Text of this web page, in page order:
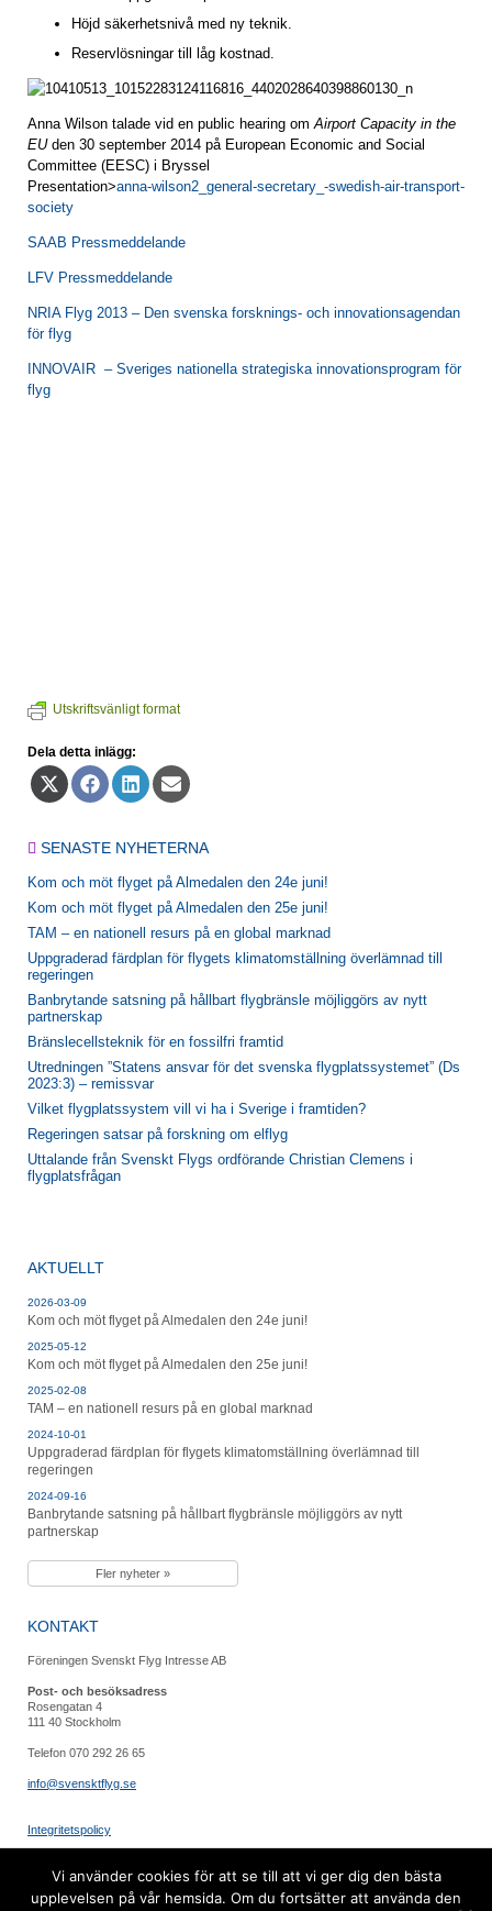
Höjd säkerhetsnivå med ny teknik.
Reservlösningar till låg kostnad.
Anna Wilson talade vid en public hearing omAirport Capacity in the
EU den 30 september 2014 på European Economic and Social
Committee (EESC) i Bryssel
Presentation>anna-wilson2_general-secretary_-swedish-air-transport-
society
SAAB Pressmeddelande
LFV Pressmeddelande
NRIA Flyg 2013 – Den svenska forsknings- och innovationsagendan
för flyg
INNOVAIR – Sveriges nationella strategiska innovationsprogram för
flyg
Utskriftsvänligt format
Dela detta inlägg:
Dela
på
Dela
på
Facebook
Dela
på
LinkedIn
Dela
på
SENASTE NYHETERNA
Kom och möt flyget på Almedalen den 24e juni!
Kom och möt flyget på Almedalen den 25e juni!
TAM – en nationell resurs på en global marknad
Uppgraderad färdplan för flygets klimatomställning överlämnad till
regeringen
Banbrytande satsning på hållbart flygbränsle möjliggörs av nytt
partnerskap
Bränslecellsteknik för en fossilfri framtid
Utredningen ”Statens ansvar för det svenska flygplatssystemet” (Ds
2023:3) – remissvar
Vilket flygplatssystem vill vi ha i Sverige i framtiden?
Regeringen satsar på forskning om elflyg
Uttalande från Svenskt Flygs ordförande Christian Clemens i
flygplatsfrågan
AKTUELLT
2026-03-09
Kom och möt flyget på Almedalen den 24e juni!
2025-05-12
Kom och möt flyget på Almedalen den 25e juni!
2025-02-08
TAM – en nationell resurs på en global marknad
2024-10-01
Uppgraderad färdplan för flygets klimatomställning överlämnad till
regeringen
2024-09-16
Banbrytande satsning på hållbart flygbränsle möjliggörs av nytt
partnerskap
Fler nyheter »
KONTAKT
Föreningen Svenskt Flyg Intresse AB
Post- och besöksadress
Rosengatan 4
111 40 Stockholm
Telefon 070 292 26 65
info@svensktflyg.se
Integritetspolicy
FÖLJ OSS
Vi använder cookies för att se till att vi ger dig den bästa
upplevelsen på vår hemsida. Om du fortsätter att använda den